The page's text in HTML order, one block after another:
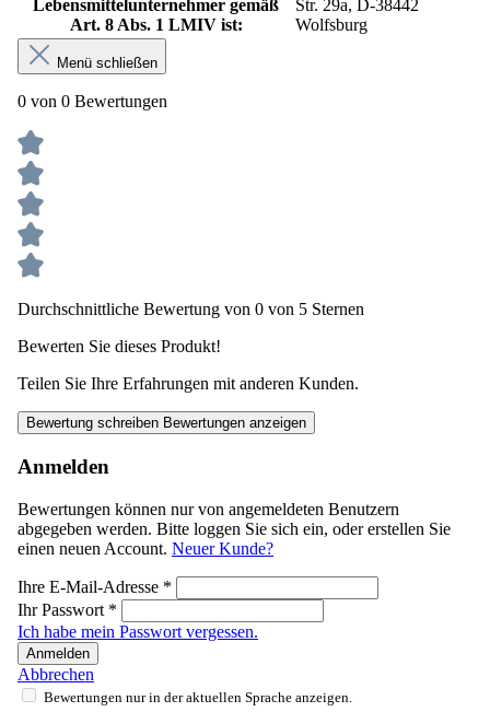
Lebensmittelunternehmer gemäß
Art. 8 Abs. 1 LMIV ist:
Str. 29a, D-38442
Wolfsburg
Menü schließen
0 von 0 Bewertungen
Durchschnittliche Bewertung von 0 von 5 Sternen
Bewerten Sie dieses Produkt!
Teilen Sie Ihre Erfahrungen mit anderen Kunden.
Bewertung schreiben Bewertungen anzeigen
Anmelden
Bewertungen können nur von angemeldeten Benutzern
abgegeben werden. Bitte loggen Sie sich ein, oder erstellen Sie
einen neuen Account. Neuer Kunde?
Ihre E-Mail-Adresse *
Ihr Passwort *
Ich habe mein Passwort vergessen.
Anmelden
Abbrechen
Bewertungen nur in der aktuellen Sprache anzeigen.